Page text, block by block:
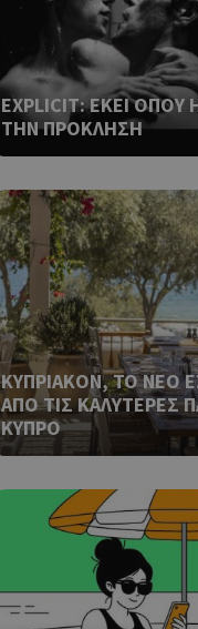
EXPLICIT: ΕΚΕΙ
ΤΗΝ ΠΡΟΚΛΗΣΗ
ΚΥΠΡΙΑΚΟΝ, ΤΟ ΝΕΟ
ΑΠΟ ΤΙΣ ΚΑΛΥΤΕΡΕΣ
ΚΥΠΡΟ
την
που
για ένα
μεταβλητών
είναι
ένα καλό
σελίδων.
δηλαδή να
στον χρήστη
όπως είναι το
push down
τη διάκριση
είναι
να
δηλαδή να
στον χρήστη
όπως είναι το
push down